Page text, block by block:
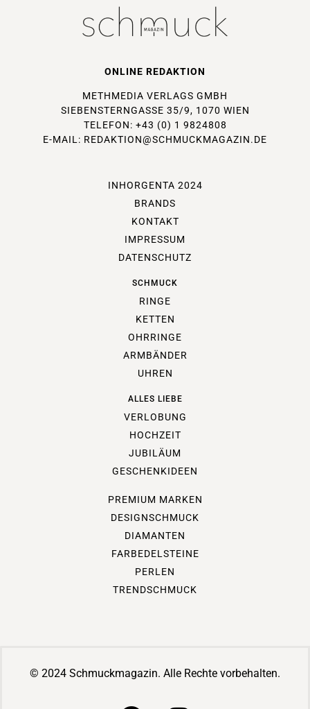
ONLINE REDAKTION
METHMEDIA VERLAGS GMBH
SIEBENSTERNGASSE 35/9, 1070 WIEN
TELEFON: +43 (0) 1 9824808
E-MAIL: REDAKTION@SCHMUCKMAGAZIN.DE
INHORGENTA 2024
BRANDS
KONTAKT
IMPRESSUM
DATENSCHUTZ
SCHMUCK
RINGE
KETTEN
OHRRINGE
ARMBÄNDER
UHREN
ALLES LIEBE
VERLOBUNG
HOCHZEIT
JUBILÄUM
GESCHENKIDEEN
PREMIUM MARKEN
DESIGNSCHMUCK
DIAMANTEN
FARBEDELSTEINE
PERLEN
TRENDSCHMUCK
© 2024 Schmuckmagazin. Alle Rechte vorbehalten.